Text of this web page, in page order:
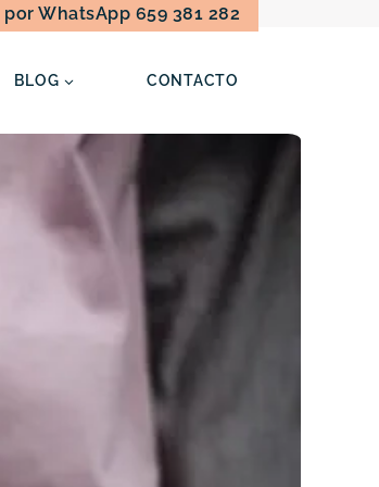
WhatsApp 659 381 282
BLOG CONTACTO